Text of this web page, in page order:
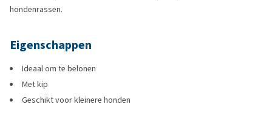
hondenrassen.
Eigenschappen
Ideaal om te belonen
Met kip
Geschikt voor kleinere honden